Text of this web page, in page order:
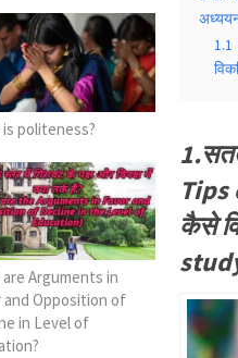
1.1
Tips
कैसे
politeness?
Arguments in
and Opposition of
in Level of